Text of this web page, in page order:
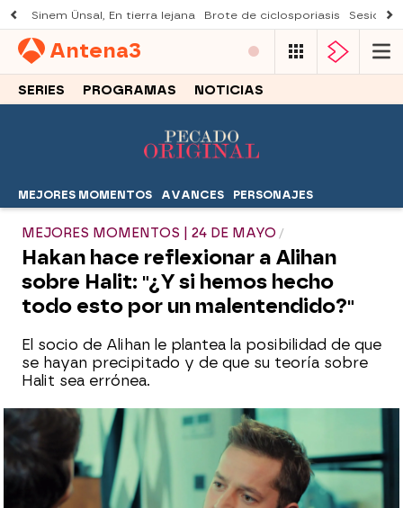
Sinem Ünsal, En tierra lejana Brote de ciclosporiasis Sesión
Antena3
SERIES PROGRAMAS NOTICIAS
MEJORES MOMENTOS AVANCES PERSONAJES
MEJORES MOMENTOS | 24 DE MAYO
Hakan hace reflexionar a Alihan
sobre Halit: "¿Y si hemos hecho
todo esto por un malentendido?"
El socio de Alihan le plantea la posibilidad de que
se hayan precipitado y de que su teoría sobre
Halit sea errónea.
Alihan se enfrenta a Halit: "Vas a pagar por
todo el mal que has hecho"
Alihan, decidido a terminar con Halit para
siempre: “No pararé hasta hundirlo”